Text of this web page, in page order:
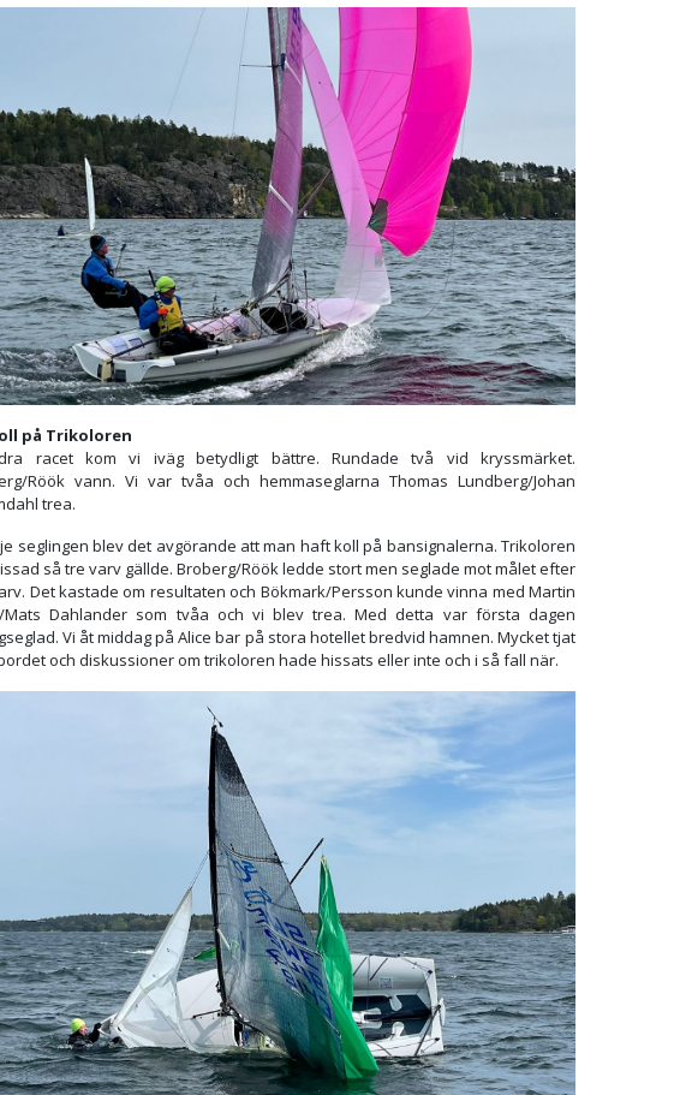
på Trikoloren
racet kom vi iväg betydligt bättre. Rundade två vid kryssmärket.
Röök vann. Vi var tvåa och hemmaseglarna Thomas Lundberg/Johan
trea.
seglingen blev det avgörande att man haft koll på bansignalerna. Trikoloren
så tre varv gällde. Broberg/Röök ledde stort men seglade mot målet efter
Det kastade om resultaten och Bökmark/Persson kunde vinna med Martin
Mats Dahlander som tvåa och vi blev trea. Med detta var första dagen
Vi åt middag på Alice bar på stora hotellet bredvid hamnen. Mycket tjat
och diskussioner om trikoloren hade hissats eller inte och i så fall när.